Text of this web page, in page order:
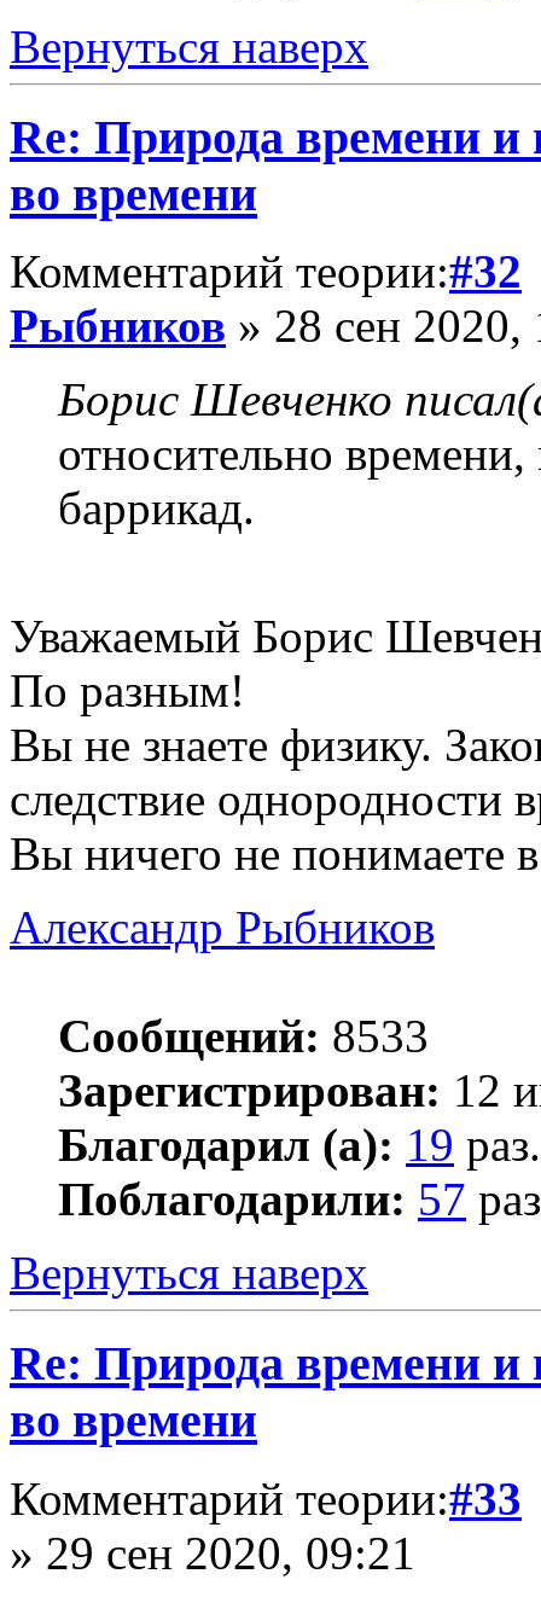
Вернуться наверх
Re: Природа времени и
во времени
Комментарий теории:#32
Рыбников » 28 сен 2020,
Борис Шевченко
относительно
баррикад.
Уважаемый Борис
По разным!
Вы не знаете физику.
следствие однородности
Вы ничего не понимаете
Александр Рыбников
Сообщений: 8533
Зарегистрирован: 12
Благодарил (а): 19 раз.
Поблагодарили: 57
Вернуться наверх
Re: Природа времени и
во времени
Комментарий теории:#33
» 29 сен 2020, 09:21